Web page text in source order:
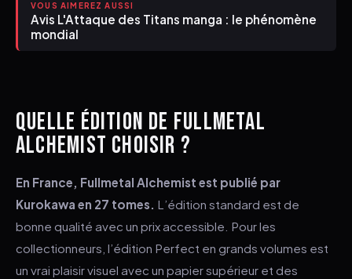
VOUS AIMEREZ AUSSI
Avis L'Attaque des Titans manga : le phénomène
mondial
QUELLE ÉDITION DE FULLMETAL
ALCHEMIST CHOISIR ?
En France, Fullmetal Alchemist est publié par
Kurokawa en 27 tomes. L’édition standard est de
bonne qualité avec un prix accessible. Pour les
collectionneurs, l’édition Perfect en grands volumes est
un vrai plaisir visuel avec un papier supérieur et des